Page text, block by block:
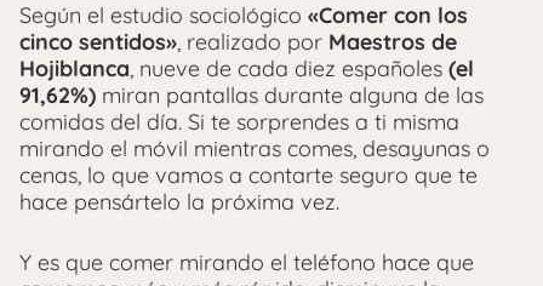
Según el estudio sociológico «Comer con los
cinco sentidos», realizado por Maestros de
Hojiblanca, nueve de cada diez españoles (el
91,62%) miran pantallas durante alguna de las
comidas del día. Si te sorprendes a ti misma
mirando el móvil mientras comes, desayunas o
cenas, lo que vamos a contarte seguro que te
hace pensártelo la próxima vez.
Y es que comer mirando el teléfono hace que